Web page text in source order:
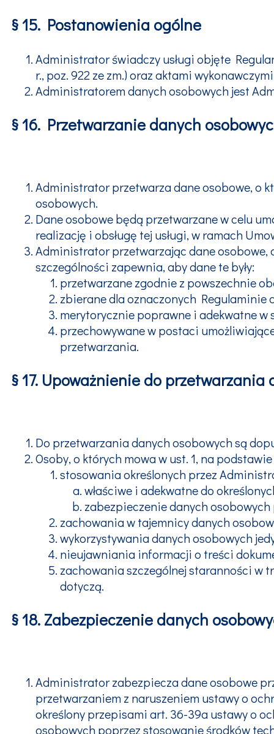
§ 15. Postanowienia ogólne
Administrator świadczy usługi objęte
r., poz. 922 ze zm.) oraz aktami
Administratorem danych osobowych jest
§ 16. Przetwarzanie danych
Administrator przetwarza dane osobowe, o
osobowych.
Dane osobowe będą przetwarzane w celu
realizację i obsługę tej usługi, w ramach
Administrator przetwarzając dane osobowe,
szczególności zapewnia, aby dane te były:
przetwarzane zgodnie z powszechnie
zbierane dla oznaczonych Regulaminie
merytorycznie poprawne i adekwatne w
przechowywane w postaci
przetwarzania.
§ 17. Upoważnienie do
Do przetwarzania danych osobowych są
Osoby, o których mowa w ust. 1, na
stosowania określonych przez
właściwe i adekwatne do
zabezpieczenie danych
zachowania w tajemnicy danych
wykorzystywania danych osobowych
nieujawniania informacji o treści
zachowania szczególnej staranności w
dotyczą.
§ 18. Zabezpieczenie danych
Administrator zabezpiecza dane osobowe
przetwarzaniem z naruszeniem ustawy o
określony przepisami art. 36-39a ustawy o
osobowych poprzez stosowanie środków